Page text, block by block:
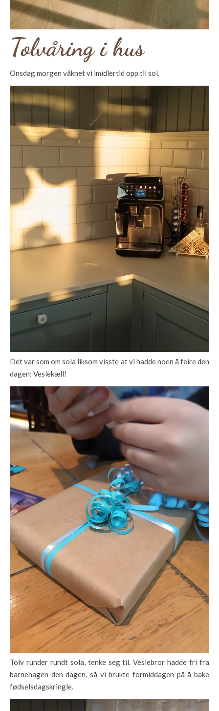
Tolvåring i hus
Onsdag morgen våknet vi imidlertid opp til sol.
Det var som om sola liksom visste at vi hadde noen å feire den
dagen: Veslekæll!
Tolv runder rundt sola, tenke seg til. Veslebror hadde fri fra
barnehagen den dagen, så vi brukte formiddagen på å bake
fødselsdagskringle.